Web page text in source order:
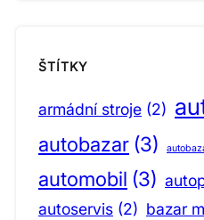
ŠTÍTKY
armádní stroje (2)
autobazar (3)
automobil (3)
autoservis (2) bazar